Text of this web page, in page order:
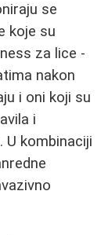
se
koje su
za lice -
nakon
i oni koji su
i
U kombinaciji